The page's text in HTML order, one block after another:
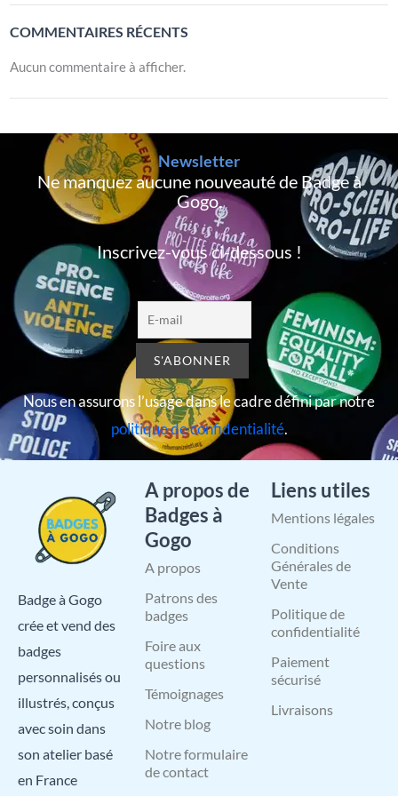
COMMENTAIRES RÉCENTS
Aucun commentaire à afficher.
Newsletter
Ne manquez aucune nouveauté de Badge à
Gogo,
Inscrivez-vous ci-dessous !
Nous en assurons l’usage dans le cadre défini par notre
politique de confidentialité.
Badge à Gogo
crée et vend des
badges
personnalisés ou
illustrés, conçus
avec soin dans
son atelier basé
en France
A propos de
Badges à
Gogo
A propos
Patrons des
badges
Foire aux
questions
Témoignages
Notre blog
Notre formulaire
de contact
Liens utiles
Mentions légales
Conditions
Générales de
Vente
Politique de
confidentialité
Paiement
sécurisé
Livraisons